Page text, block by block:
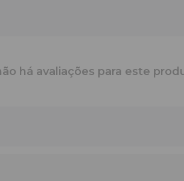
há avaliações para este